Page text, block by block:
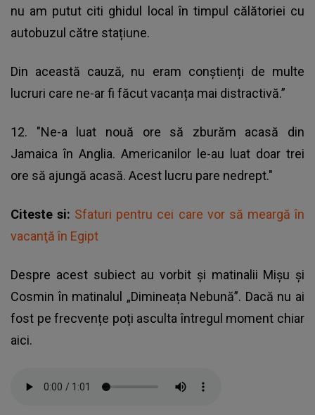
nu am putut citi ghidul local în timpul călătoriei cu
autobuzul către stațiune.
Din această cauză, nu eram conștienți de multe
lucruri care ne-ar fi făcut vacanța mai distractivă.”
12. "Ne-a luat nouă ore să zburăm acasă din
Jamaica în Anglia. Americanilor le-au luat doar trei
ore să ajungă acasă. Acest lucru pare nedrept."
Citeste si: Sfaturi pentru cei care vor să meargă în
vacanţă în Egipt
Despre acest subiect au vorbit și matinalii Mișu și
Cosmin în matinalul „Dimineața Nebună”. Dacă nu ai
fost pe frecvențe poți asculta întregul moment chiar
aici.